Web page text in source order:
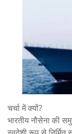
चर्चा में क्यों?
भारतीय नौसेना की